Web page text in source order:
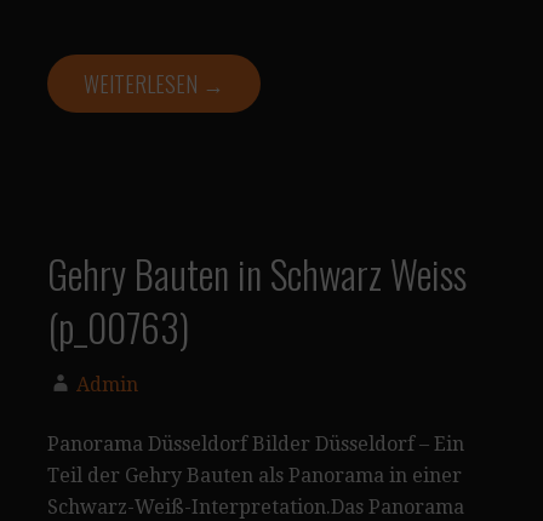
WEITERLESEN →
Gehry Bauten in Schwarz Weiss
(p_00763)
Admin
Panorama Düsseldorf Bilder Düsseldorf – Ein
Teil der Gehry Bauten als Panorama in einer
Schwarz-Weiß-Interpretation.Das Panorama